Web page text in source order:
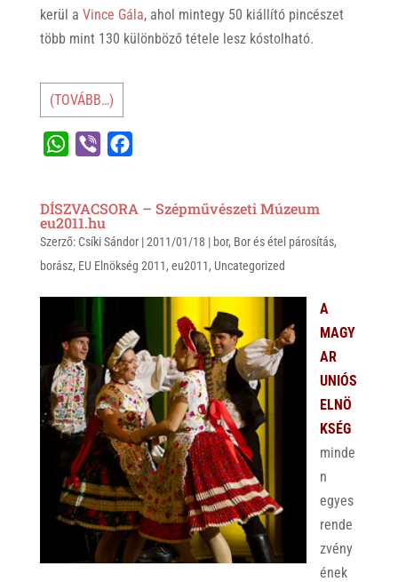
kerül a Vince Gála, ahol mintegy 50 kiállító pincészet
több mint 130 különböző tétele lesz kóstolható.
(TOVÁBB…)
t
s
A
p
e
r
e
b
o
o
DÍSZVACSORA – Szépművészeti Múzeum
eu2011.hu
Szerző: Csíki Sándor|2011/01/18 | bor, Bor és étel párosítás,
borász, EU Elnökség 2011, eu2011, Uncategorized
A
MAGY
AR
UNIÓS
ELNÖ
KSÉG
minde
n
egyes
rende
zvény
ének